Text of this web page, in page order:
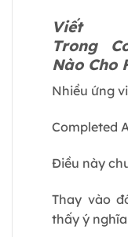
Trong
Nào Cho
Nhiều ứng
Completed
Điều này
Thay vào
thấy ý